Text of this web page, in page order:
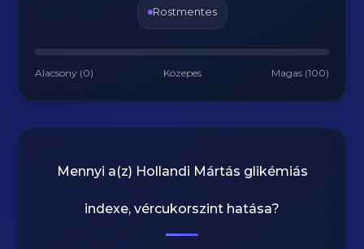
Rostmentes
Alacsony (0) Közepes Magas (100)
Mennyi a(z) Hollandi Mártás glikémiás
indexe, vércukorszint hatása?